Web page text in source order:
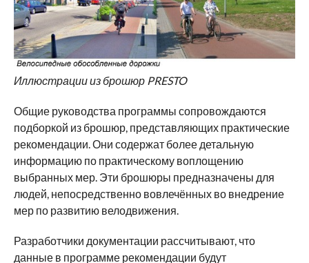
Иллюстрации из брошюр PRESTO
Общие руководства программы сопровождаются
подборкой из брошюр, представляющих практические
рекомендации. Они содержат более детальную
информацию по практическому воплощению
выбранных мер. Эти брошюры предназначены для
людей, непосредственно вовлечённых во внедрение
мер по развитию велодвижения.
Разработчики документации рассчитывают, что
данные в программе рекомендации будут